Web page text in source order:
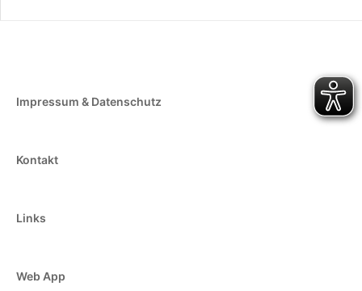
Impressum & Datenschutz
Kontakt
Links
Web App